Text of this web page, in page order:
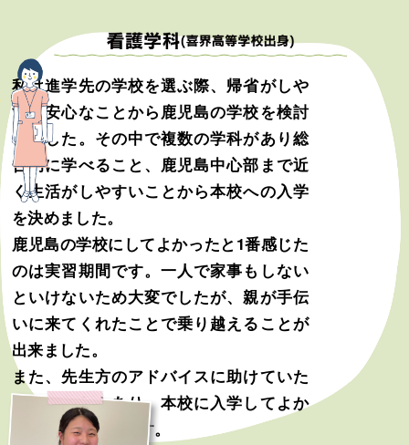
私は進学先の学校を選ぶ際、帰省がしや
すく安心なことから鹿児島の学校を検討
しました。その中で複数の学科があり総
合的に学べること、鹿児島中心部まで近
く生活がしやすいことから本校への入学
を決めました。
鹿児島の学校にしてよかったと1番感じた
のは実習期間です。一人で家事もしない
といけないため大変でしたが、親が手伝
いに来てくれたことで乗り越えることが
出来ました。
また、先生方のアドバイスに助けていた
だいたこともあり、本校に入学してよか
ったと感じています。